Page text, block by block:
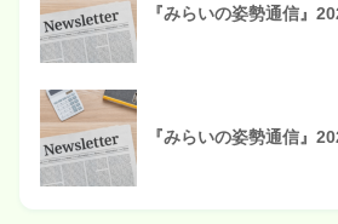
『みらいの姿勢通信』
『みらいの姿勢通信』